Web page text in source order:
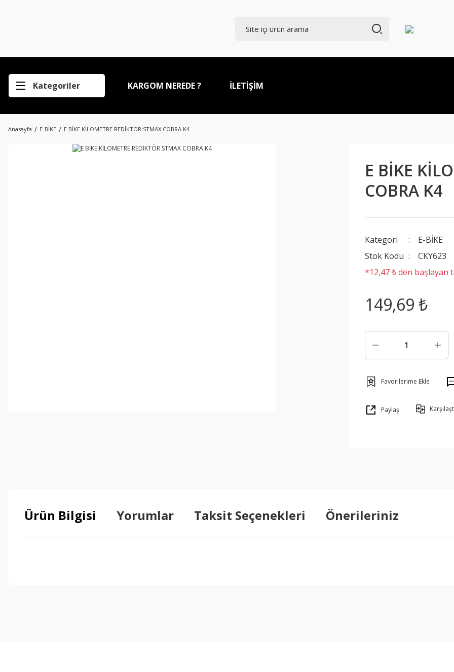
Kategoriler KARGOM NEREDE ? İLETİŞİM
Anasayfa E-BİKE E BİKE KİLOMETRE REDİKTÖR STMAX COBRA K4
E BİKE
COBRA K4
Kategori
E-BİKE
Stok Kodu
CKY623
*12,47 ₺ den başlayan
149,69 ₺
Paylaş
Ürün Bilgisi Yorumlar Taksit Seçenekleri Önerileriniz